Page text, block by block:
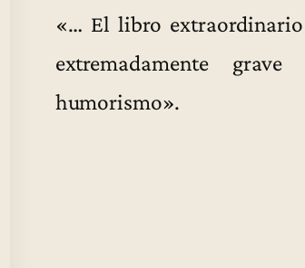
«… El libro
extremadamente
humorismo».